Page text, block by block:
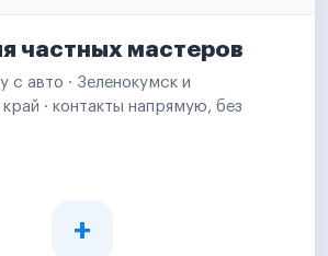
частных мастеров
с авто · Зеленокумск и
· контакты напрямую, без